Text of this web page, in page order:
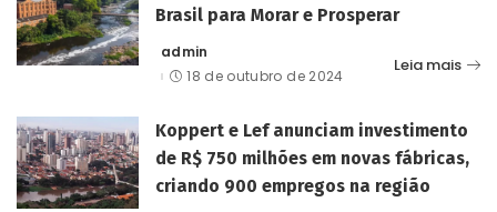
Brasil para Morar e Prosperar
Posted
by
admin
18 de outubro de 2024
Leia mais
Koppert e Lef anunciam investimento
de R$ 750 milhões em novas fábricas,
criando 900 empregos na região